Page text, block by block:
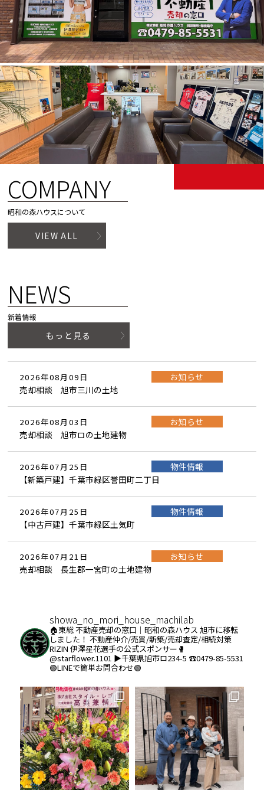
COMPANY
昭和の森ハウスについて
VIEW ALL
NEWS
新着情報
もっと見る
2026年08月09日
お知らせ
売却相談 旭市三川の土地
2026年08月03日
お知らせ
売却相談 旭市ロの土地建物
2026年07月25日
物件情報
【新築戸建】千葉市緑区誉田町二丁目
2026年07月25日
物件情報
【中古戸建】千葉市緑区土気町
2026年07月21日
お知らせ
売却相談 長生郡一宮町の土地建物
showa_no_mori_house_machilab
🏠東総 不動産売却の窓口｜昭和の森ハウス 旭市に移転
しました！ 不動産仲介/売買/新築/売却査定/相続対策
RIZIN 伊澤星花選手の公式スポンサー🥊
@starflower.1101 ▶︎千葉県旭市ロ234-5 ☎️0479-85-5531
🟢LINEで簡単お問合わせ🟢